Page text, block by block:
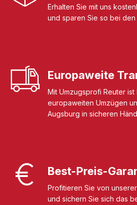
Erhalten Sie mit uns
und sparen Sie so bei
Europaweite
Mit Umzugsprofi Reuter ist
europaweiten Umzügen
Augsburg in sicheren
Best-Preis-
Profitieren Sie von
und sichern Sie sich das